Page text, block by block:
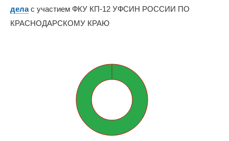
делас участием ФКУ КП-12 УФСИН РОССИИ ПО
КРАСНОДАРСКОМУ КРАЮ